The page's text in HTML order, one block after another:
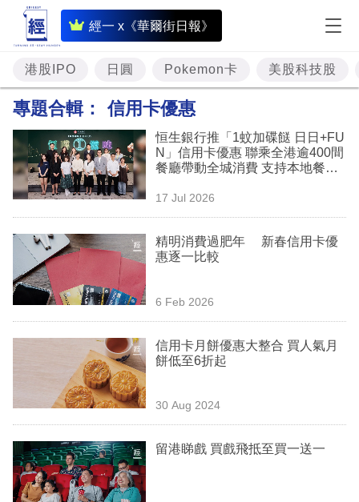
經一 x《華爾街日報》
即
時
財
經
題
投
資
樓
理
商
業
科
技
職
場
港股IPO 日圓 Pokemon卡 美股科技股
專題合輯： 信用卡優惠
恒生銀行推「1蚊加碟餸 日日+FU
N」信用卡優惠 聯乘全港逾400間
餐廳帶動全城消費 支持本地餐飲
17 Jul 2026
精明消費過肥年 新春信用卡優
惠逐一比較
6 Feb 2026
信用卡月餅優惠大整合 買人氣月
餅低至6折起
30 Aug 2024
留港睇戲 買戲飛抵至買一送一